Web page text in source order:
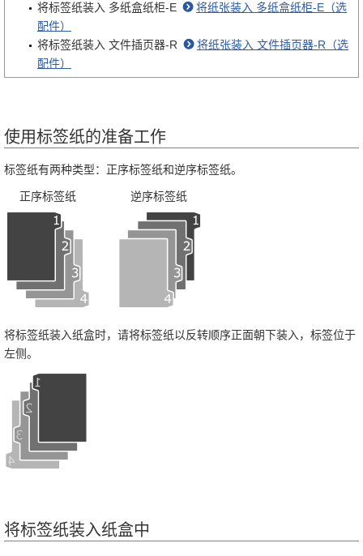
将标签纸装入 多纸盒纸柜-E
将纸张装入 多纸盒纸柜-E（选
配件）
将标签纸装入 文件插页器-R
将纸张装入 文件插页器-R（选
配件）
使用标签纸的准备工作
标签纸有两种类型：正序标签纸和逆序标签纸。
正序标签纸 逆序标签纸
将标签纸装入纸盒时，请将标签纸以反转顺序正面朝下装入，标签位于
左侧。
将标签纸装入纸盒中